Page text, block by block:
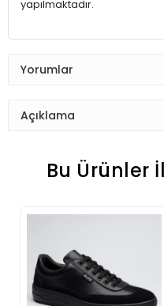
yapılmaktadır.
Yorumlar
Açıklama
Bu Ürünler